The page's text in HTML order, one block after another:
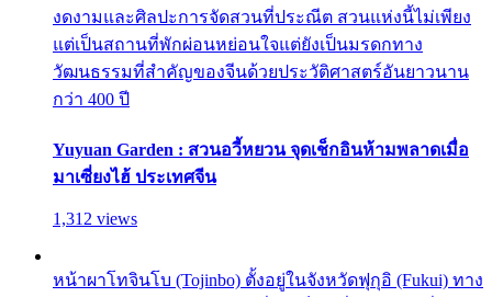
งดงามและศิลปะการจัดสวนที่ประณีต สวนแห่งนี้ไม่เพียง
แต่เป็นสถานที่พักผ่อนหย่อนใจแต่ยังเป็นมรดกทาง
วัฒนธรรมที่สำคัญของจีนด้วยประวัติศาสตร์อันยาวนาน
กว่า 400 ปี
Yuyuan Garden : สวนอวี้หยวน จุดเช็กอินห้ามพลาดเมื่อ
มาเซี่ยงไฮ้ ประเทศจีน
1,312 views
หน้าผาโทจินโบ (Tojinbo) ตั้งอยู่ในจังหวัดฟุกุอิ (Fukui) ทาง